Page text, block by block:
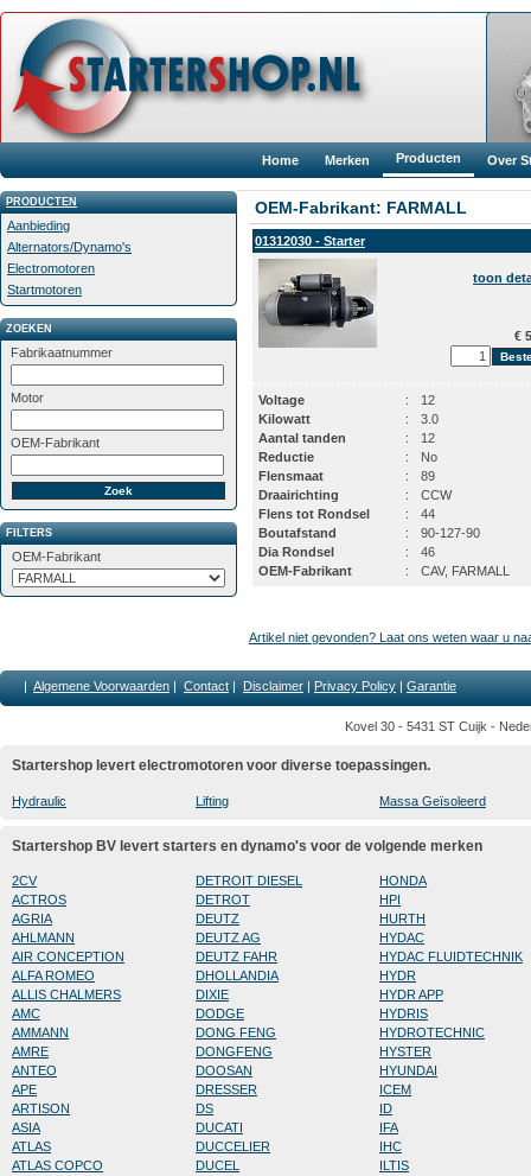
Home Merken Producten Over
PRODUCTEN
Aanbieding
Alternators/Dynamo's
Electromotoren
Startmotoren
ZOEKEN
Fabrikaatnummer
Motor
OEM-Fabrikant
FILTERS
OEM-Fabrikant
OEM-Fabrikant: FARMALL
01312030 - Starter
toon
€
Voltage :
12
Kilowatt
:
3.0
Aantal tanden
:
12
Reductie
:
No
Flensmaat
:
89
Draairichting
:
CCW
Flens tot Rondsel
:
44
Boutafstand
:
90-127-90
Dia Rondsel
:
46
OEM-Fabrikant
: CAV, FARMALL
Artikel niet gevonden? Laat ons weten waar u
| Algemene Voorwaarden | Contact | Disclaimer | Privacy Policy | Garantie
Kovel 30 - 5431 ST Cuijk -
Startershop levert electromotoren voor diverse toepassingen.
Hydraulic Lifting Massa Geïsoleerd
Startershop BV levert starters en dynamo's voor de volgende merken
2CV
ACTROS
AGRIA
AHLMANN
AIR CONCEPTION
ALFA ROMEO
ALLIS CHALMERS
AMC
AMMANN
AMRE
ANTEO
APE
ARTISON
ASIA
ATLAS
ATLAS COPCO
DETROIT DIESEL
DETROT
DEUTZ
DEUTZ AG
DEUTZ FAHR
DHOLLANDIA
DIXIE
DODGE
DONG FENG
DONGFENG
DOOSAN
DRESSER
DS
DUCATI
DUCCELIER
DUCEL
HONDA
HPI
HURTH
HYDAC
HYDAC FLUIDTECHNIK
HYDR
HYDR APP
HYDRIS
HYDROTECHNIC
HYSTER
HYUNDAI
ICEM
ID
IFA
IHC
ILTIS